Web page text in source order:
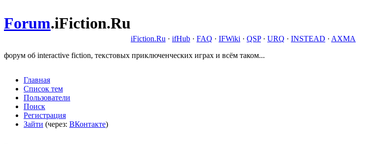
Forum.iFiction.Ru
iFiction.Ru · ifHub · FAQ · IFWiki · QSP· URQ · INSTEAD · AXMA
форум об interactive fiction, текстовых приключенческих играх и всём таком...
Главная
Список тем
Пользователи
Поиск
Регистрация
Зайти (через: ВКонтакте)